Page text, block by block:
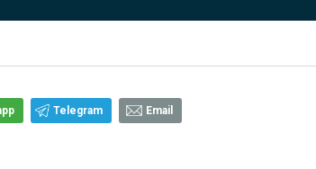
Telegram Email